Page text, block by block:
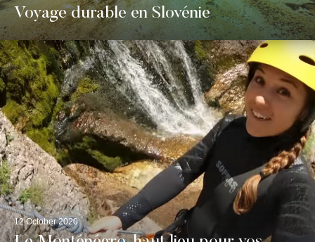
Voyage durable en Slovénie
12 October 2020